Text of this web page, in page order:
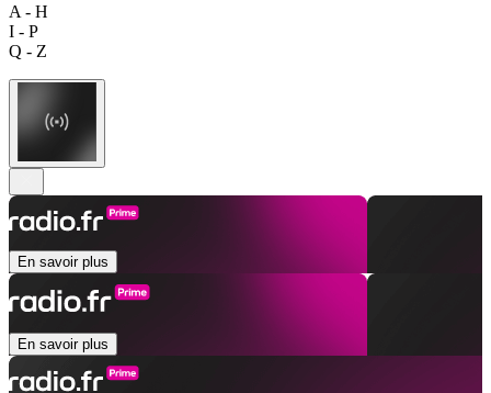
A - H
I - P
Q - Z
En savoir plus
En savoir plus